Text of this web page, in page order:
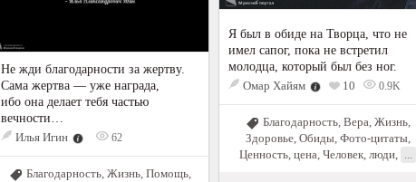
Я был в обиде на Творца, что не
имел сапог, пока не встретил
молодца, который был без ног.
Омар Хайям
10 0.9K
Благодарность, Вера, Жизнь,
Здоровье, Обиды, Фото-цитаты,
Ценность, цена, Человек, люди, ...
Не жди благодарности за жертву.
Сама жертва — уже награда,
ибо она делает тебя частью
вечности…
Илья Игин
62
Благодарность, Жизнь, Помощь,